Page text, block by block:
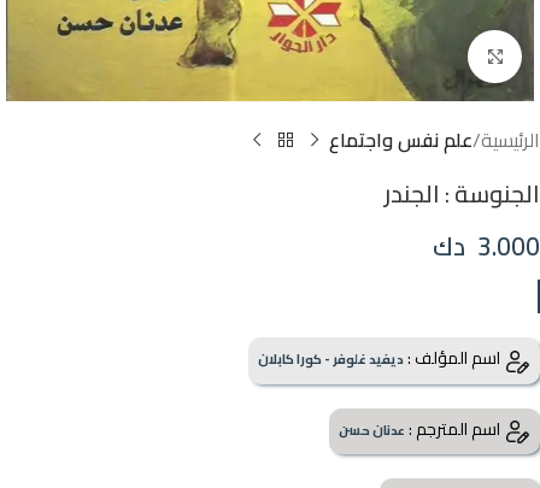
Click to enlarge
الرئيسية علم نفس واجتماع
الجنوسة : الجندر
3.000 دك
اسم المؤلف :ديفيد غلوفر - كورا كابلان
اسم المترجم : عدنان حسن